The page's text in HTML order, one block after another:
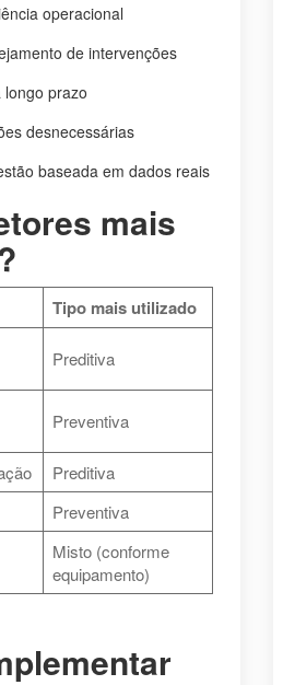
operacional
de intervenções
longo prazo
desnecessárias
baseada em dados reais
mais
Tipo mais utilizado
Preditiva
Preventiva
Preditiva
Preventiva
Misto (conforme
equipamento)